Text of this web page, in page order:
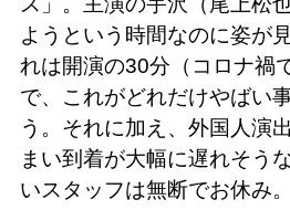
ようという時間なのに姿が
れは開演の30分（コロナ禍
で、これがどれだけやばい
う。それに加え、外国人演
まい到着が大幅に遅れそう
いスタッフは無断でお休み。